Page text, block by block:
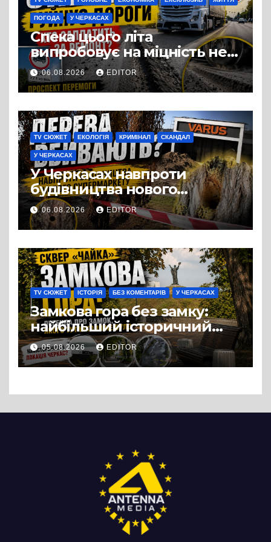
ПОГОДА У ЧЕРКАСАХ
Спека цього літа
випробовує на міцність не
лише людей, а й дороги
Черкас
06.08.2026 EDITOR
TV СЮЖЕТ ЕКОЛОГІЯ КРИМІНАЛ СКАНДАЛ
У ЧЕРКАСАХ
У Черкасах навпроти
будівництва нового
супермаркету VARUS на
проспекті Перемоги всохли
дерева. І це навряд чи
можна назвати
випадковістю
06.08.2026 EDITOR
TV СЮЖЕТ ІСТОРІЯ БЕЗ КОМЕНТАРІВ У ЧЕРКАСАХ
Замкова гора без замку:
найбільший історичний
міф Черкас
05.08.2026 EDITOR